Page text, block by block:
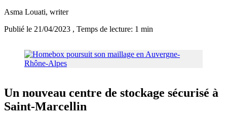
Asma Louati, writer
Publié le 21/04/2023 , Temps de lecture: 1 min
Un nouveau centre de stockage sécurisé à
Saint-Marcellin